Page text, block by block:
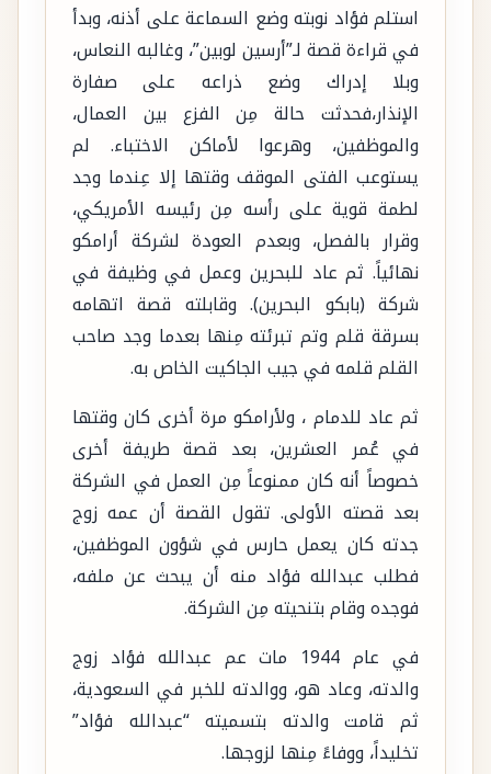
استلم فؤاد نوبته وضع السماعة على أذنه، وبدأ
في قراءة قصة لـ”أرسين لوبين”، وغالبه النعاس،
وبلا إدراك وضع ذراعه على صفارة
الإنذار،فحدثت حالة مِن الفزع بين العمال،
والموظفين، وهرعوا لأماكن الاختباء. لم
يستوعب الفتى الموقف وقتها إلا عِندما وجد
لطمة قوية على رأسه مِن رئيسه الأمريكي،
وقرار بالفصل، وبعدم العودة لشركة أرامكو
نهائياً. ثم عاد للبحرين وعمل في وظيفة في
شركة (بابكو البحرين). وقابلته قصة اتهامه
بسرقة قلم وتم تبرئته مِنها بعدما وجد صاحب
القلم قلمه في جيب الجاكيت الخاص به.
ثم عاد للدمام ، ولأرامكو مرة أخرى كان وقتها
في عُمر العشرين، بعد قصة طريفة أخرى
خصوصاً أنه كان ممنوعاً مِن العمل في الشركة
بعد قصته الأولى. تقول القصة أن عمه زوج
جدته كان يعمل حارس في شؤون الموظفين،
فطلب عبدالله فؤاد منه أن يبحث عن ملفه،
فوجده وقام بتنحيته مِن الشركة.
في عام 1944 مات عم عبدالله فؤاد زوج
والدته، وعاد هو، ووالدته للخبر في السعودية،
ثم قامت والدته بتسميته “عبدالله فؤاد”
تخليداً، ووفاءً مِنها لزوجها.